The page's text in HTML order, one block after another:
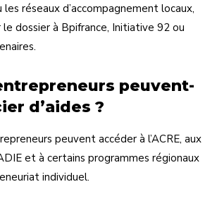
réseaux d’accompagnement locaux,
dossier à Bpifrance, Initiative 92 ou
peuvent-
d’aides ?
peuvent accéder à l’ACRE, aux
et à certains programmes régionaux
individuel.